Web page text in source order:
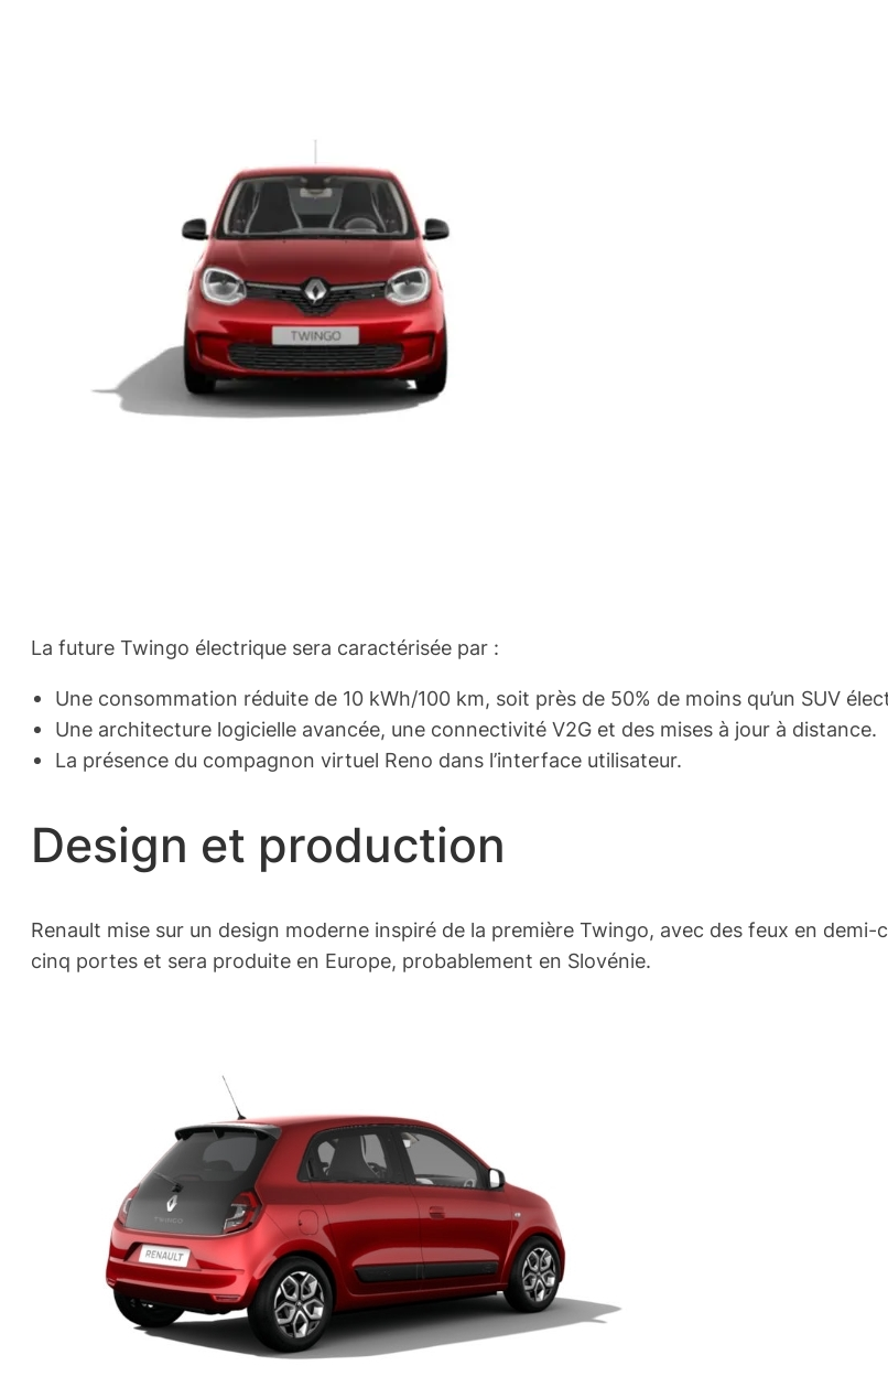
La future Twingo électrique sera caractérisée par :
Une consommation réduite de 10 kWh/100 km, soit près de 50% de moins qu’un SUV
Une architecture logicielle avancée, une connectivité V2G et des mises à jour à distance.
La présence du compagnon virtuel Reno dans l’interface utilisateur.
Design et production
Renault mise sur un design moderne inspiré de la première Twingo, avec des feux en
cinq portes et sera produite en Europe, probablement en Slovénie.